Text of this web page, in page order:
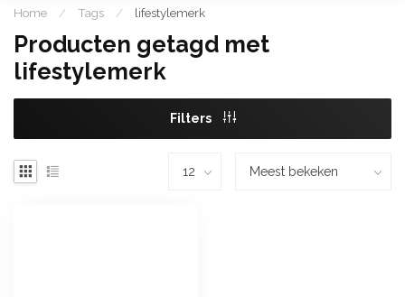
Home / Tags / lifestylemerk
Producten getagd met
lifestylemerk
Filters